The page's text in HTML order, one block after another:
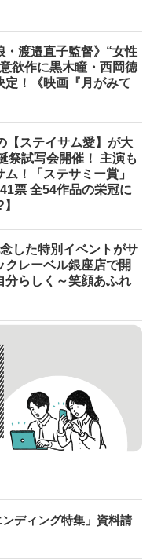
・渡邉直子監督》“女性
欲作に黒木瞳・西岡德
定！《映画『月がみて
【ステイサム愛】が大
祭試写会開催！ 主演も
！「ステサミー賞」
票 全54作品の栄冠に
した特別イベントがサ
クレーベル銀座店で開
らしく～笑顔あふれ
ディング特集」資料請